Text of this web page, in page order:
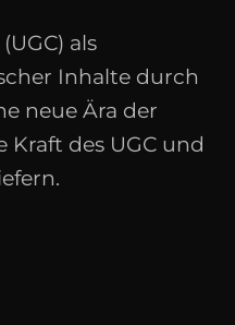
als
Inhalte durch
neue Ära der
des UGC und